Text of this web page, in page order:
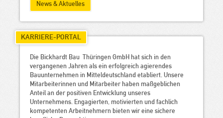
News & Aktuelles
KARRIERE-PORTAL
Die Bickhardt Bau Thüringen GmbH hat sich in den
vergangenen Jahren als ein erfolgreich agierendes
Bauunternehmen in Mitteldeutschland etabliert. Unsere
Mitarbeiterinnen und Mitarbeiter haben maßgeblichen
Anteil an der positiven Entwicklung unseres
Unternehmens. Engagierten, motivierten und fachlich
kompetenten Arbeitnehmern bieten wir eine sichere